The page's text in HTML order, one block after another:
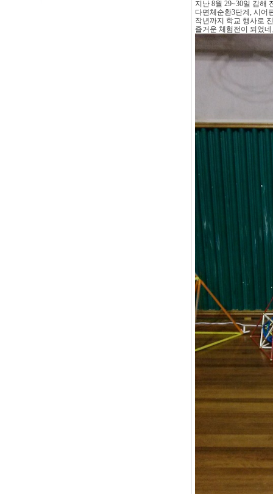
지난 8월 29~30일 김해
다면체순환3단계, 시어
작년까지 학교 행사로
즐거운 체험전이 되었